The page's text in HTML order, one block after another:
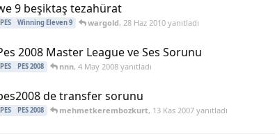
9 beşiktaş tezahürat
PES Winning Eleven 9 wargold, 28 Haz 2010yanıtladı
2008 Master League ve Ses Sorunu
PES PES 2008 nnn, 4 May 2008yanıtladı
de transfer sorunu
PES PES 2008 mehmetkerembozkurt, 13 Kas 2007yanıtladı